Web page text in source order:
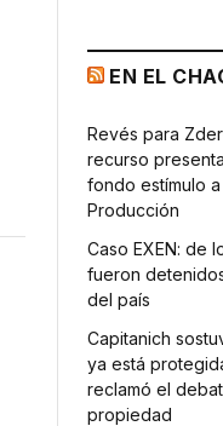
EN EL
Revés para
recurso
fondo estímulo
Producción
Caso EXEN: de
fueron
del país
Capitanich
ya está
reclamó el
propiedad